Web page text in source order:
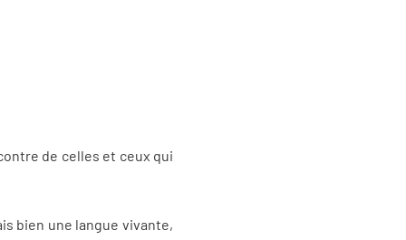
de celles et ceux qui
bien une langue vivante,